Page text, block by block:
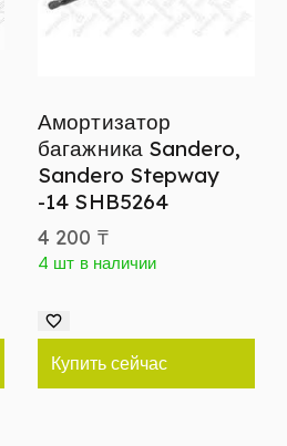
Амортизатор
багажника Sandero,
Sandero Stepway
-14 SHB5264
4 200 ₸
4 шт в наличии
Купить сейчас